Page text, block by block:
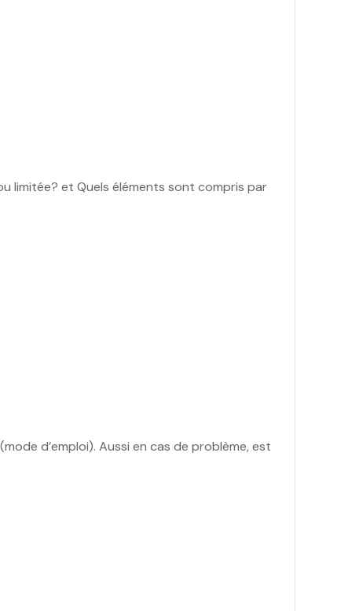
limitée? et Quels éléments sont compris par
d’emploi). Aussi en cas de problème, est